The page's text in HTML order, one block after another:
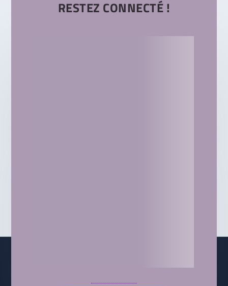
RESTEZ CONNECTÉ !